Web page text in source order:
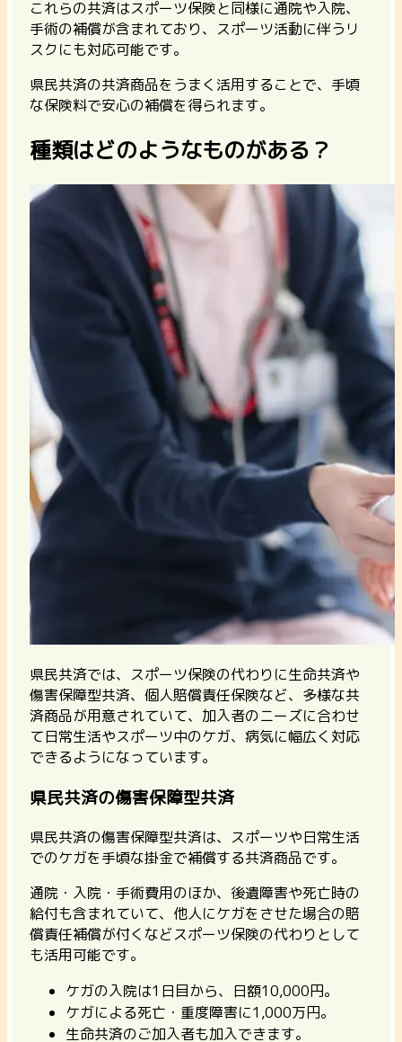
これらの共済はスポーツ保険と同様に通院や入院、
手術の補償が含まれており、スポーツ活動に伴うリ
スクにも対応可能です。
県民共済の共済商品をうまく活用することで、手頃
な保険料で安心の補償を得られます。
種類はどのようなものがある？
県民共済では、スポーツ保険の代わりに生命共済や
傷害保障型共済、個人賠償責任保険など、多様な共
済商品が用意されていて、加入者のニーズに合わせ
て日常生活やスポーツ中のケガ、病気に幅広く対応
できるようになっています。
県民共済の傷害保障型共済
県民共済の傷害保障型共済は、スポーツや日常生活
でのケガを手頃な掛金で補償する共済商品です。
通院・入院・手術費用のほか、後遺障害や死亡時の
給付も含まれていて、他人にケガをさせた場合の賠
償責任補償が付くなどスポーツ保険の代わりとして
も活用可能です。
ケガの入院は1日目から、日額10,000円。
ケガによる死亡・重度障害に1,000万円。
生命共済のご加入者も加入できます。